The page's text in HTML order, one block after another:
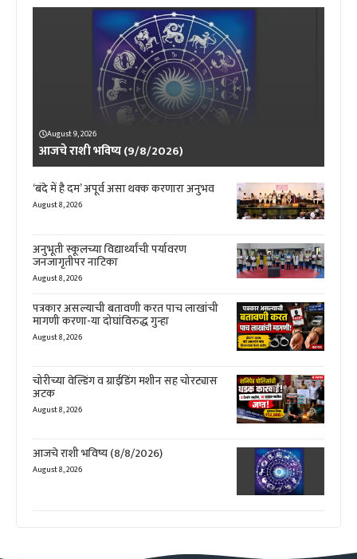
August 9, 2026
आजचे राशी भविष्य (9/8/2026)
‘बंदे में है दम’ अपूर्व असा थक्क करणारा अनुभव
August 8, 2026
अनुभूती स्कूलच्या विद्यार्थ्यांची पर्यावरण
जनजागृतीपर नाटिका
August 8, 2026
पत्रकार असल्याची बतावणी करत पाच लाखांची
मागणी करणा-या दोघांविरुद्ध गुन्हा
August 8, 2026
चोरीच्या वेल्डिंग व ग्राईडिंग मशीन सह चोरट्यास
अटक
August 8, 2026
आजचे राशी भविष्य (8/8/2026)
August 8, 2026